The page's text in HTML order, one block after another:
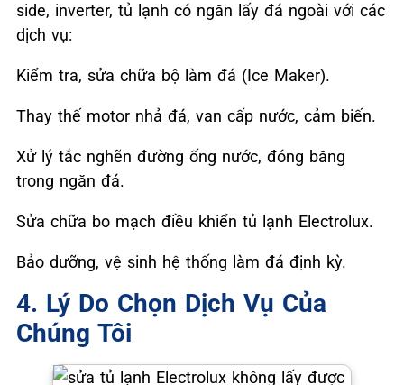
side, inverter, tủ lạnh có ngăn lấy đá ngoài với các
dịch vụ:
Kiểm tra, sửa chữa bộ làm đá (Ice Maker).
Thay thế motor nhả đá, van cấp nước, cảm biến.
Xử lý tắc nghẽn đường ống nước, đóng băng
trong ngăn đá.
Sửa chữa bo mạch điều khiển tủ lạnh Electrolux.
Bảo dưỡng, vệ sinh hệ thống làm đá định kỳ.
4. Lý Do Chọn Dịch Vụ Của
Chúng Tôi